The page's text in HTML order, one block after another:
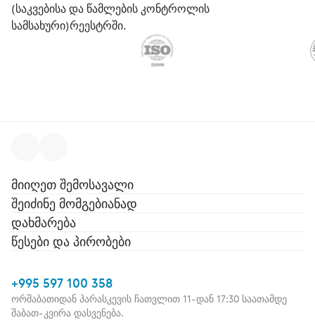
(საკვებისა და წამლების კონტროლის
სამსახური)რეესტრში.
მიიღეთ შემოსავალი
შეიძინე მომგებიანად
დახმარება
წესები და პირობები
+995 597 100 358
ორშაბათიდან პარასკევის ჩათვლით 11-დან 17:30 საათამდე
შაბათ-კვირა დასვენება.